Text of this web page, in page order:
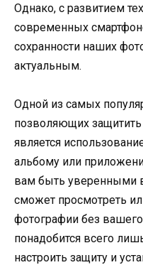
Однако, с развитием
современных
сохранности наших
актуальным.
Одной из самых
позволяющих
является
альбому или
вам быть уверенными
сможет просмотреть
фотографии без
понадобится всего
настроить защиту и